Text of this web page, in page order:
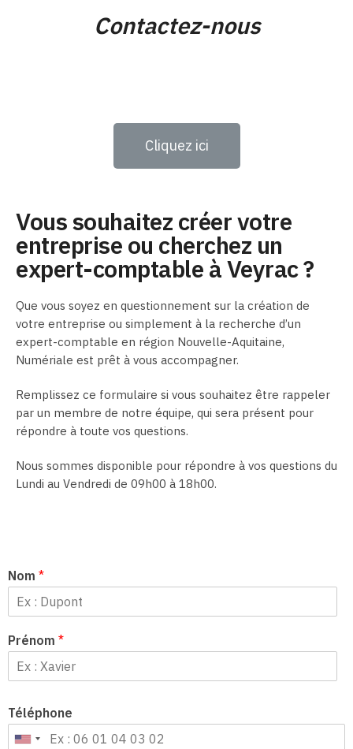
Contactez-nous
Cliquez ici
Vous souhaitez créer votre
entreprise ou cherchez un
expert-comptable à Veyrac ?
Que vous soyez en questionnement sur la création de
votre entreprise ou simplement à la recherche d’un
expert-comptable en région Nouvelle-Aquitaine,
Numériale est prêt à vous accompagner.
Remplissez ce formulaire si vous souhaitez être rappeler
par un membre de notre équipe, qui sera présent pour
répondre à toute vos questions.
Nous sommes disponible pour répondre à vos questions du
Lundi au Vendredi de 09h00 à 18h00.
Nom *
Prénom *
Téléphone